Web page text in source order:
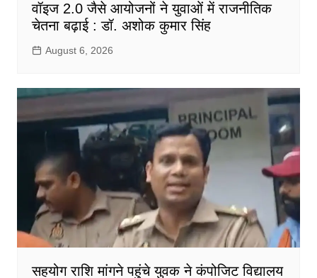
वॉइज 2.0 जैसे आयोजनों ने युवाओं में राजनीतिक
चेतना बढ़ाई : डॉ. अशोक कुमार सिंह
August 6, 2026
सहयोग राशि मांगने पहुंचे युवक ने कंपोजिट विद्यालय